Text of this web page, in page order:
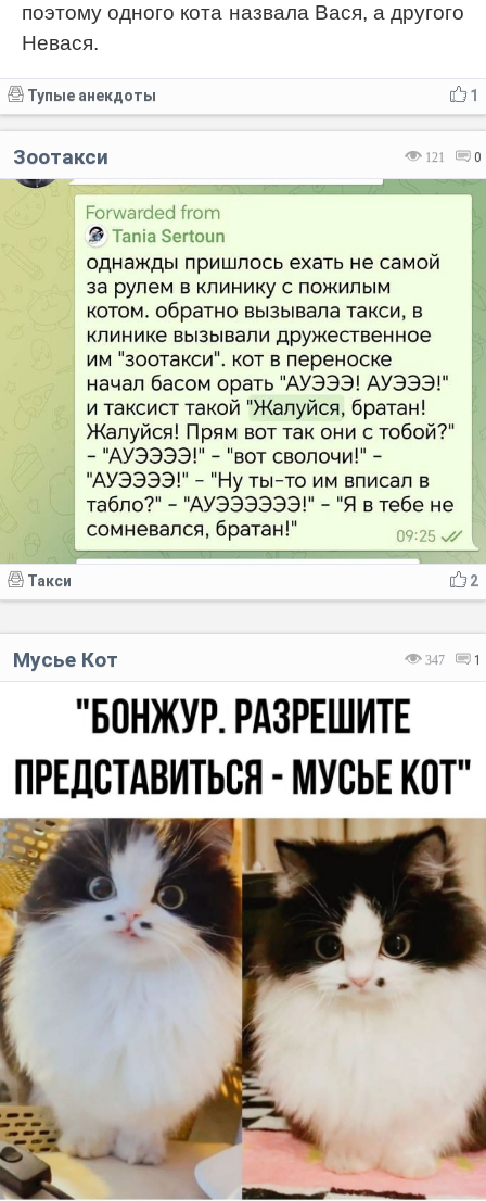
поэтому одного кота назвала Вася, а другого
Невася.
1
Тупые анекдоты
121 0
Зоотакси
2
Такси
347 1
Мусье Кот